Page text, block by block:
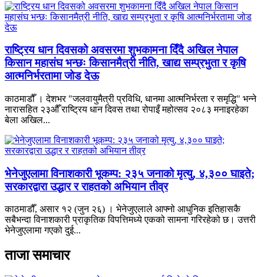
राष्ट्रिय धान दिवसको अवसरमा शुभकामना दिँदै अखिल नेपाल
किसान महासंघ भन्छः किसानमैत्री नीति, खाद्य सम्प्रभुता र कृषि
आत्मनिर्भरतामा जोड देऊ
काठमाडौँ । देशभर "जलवायुमैत्री प्रविधि, धानमा आत्मनिर्भरता र समृद्धि" भन्ने
नारासहित २३औँ राष्ट्रिय धान दिवस तथा रोपाइँ महोत्सव २०८३ मनाइरहेका
बेला अखिल...
भेनेजुएलामा विनाशकारी भूकम्प: २३५ जनाको मृत्यु, ४,३०० घाइते;
सरकारद्वारा उद्धार र राहतको अभियान तीव्र
काठमाडौँ, असार १२ (जुन २६) । भेनेजुएलाले आफ्नो आधुनिक इतिहासकै
सबैभन्दा विनाशकारी प्राकृतिक विपत्तिमध्ये एकको सामना गरिरहेको छ। उत्तरी
भेनेजुएलामा गएको दुई...
ताजा समाचार